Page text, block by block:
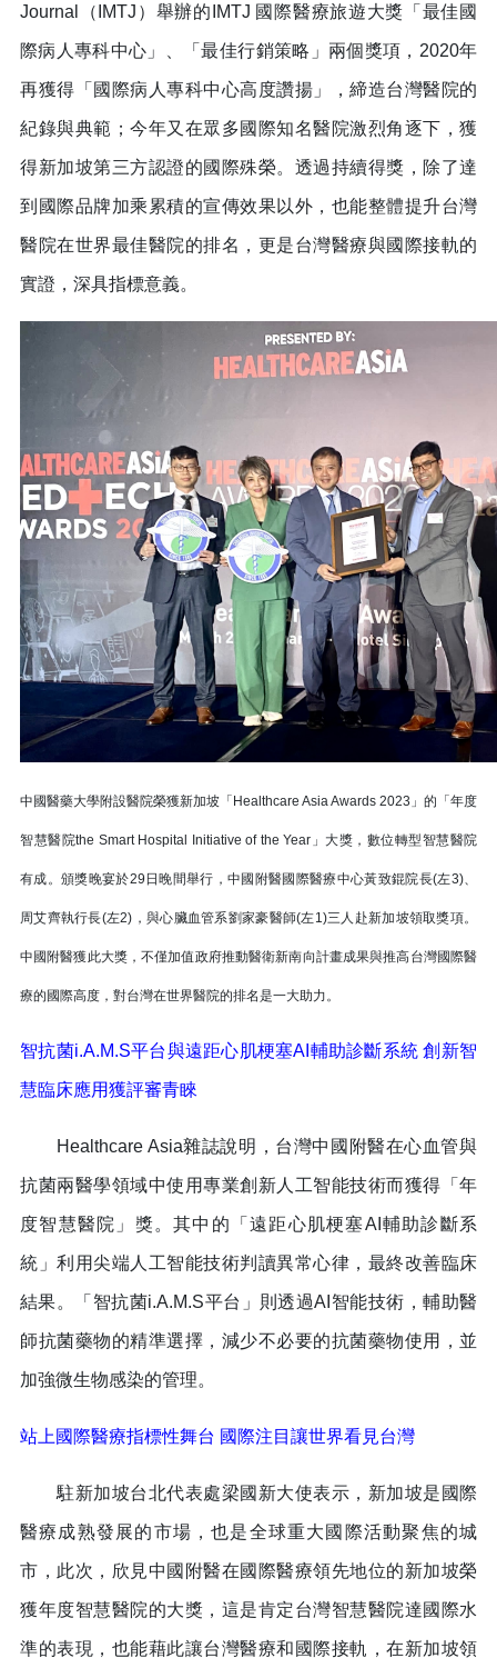
Journal（IMTJ）舉辦的IMTJ 國際醫療旅遊大獎「最佳國
際病人專科中心」、「最佳行銷策略」兩個獎項，2020年
再獲得「國際病人專科中心高度讚揚」，締造台灣醫院的
紀錄與典範；今年又在眾多國際知名醫院激烈角逐下，獲
得新加坡第三方認證的國際殊榮。透過持續得獎，除了達
到國際品牌加乘累積的宣傳效果以外，也能整體提升台灣
醫院在世界最佳醫院的排名，更是台灣醫療與國際接軌的
實證，深具指標意義。
中國醫藥大學附設醫院榮獲新加坡「Healthcare Asia Awards 2023」的「年度
智慧醫院the Smart Hospital Initiative of the Year」大獎，數位轉型智慧醫院
有成。頒獎晚宴於29日晚間舉行，中國附醫國際醫療中心黃致錕院長(左3)、
周艾齊執行長(左2)，與心臟血管系劉家豪醫師(左1)三人赴新加坡領取獎項。
中國附醫獲此大獎，不僅加值政府推動醫衛新南向計畫成果與推高台灣國際醫
療的國際高度，對台灣在世界醫院的排名是一大助力。
智抗菌i.A.M.S平台與遠距心肌梗塞AI輔助診斷系統 創新智
慧臨床應用獲評審青睞
Healthcare Asia雜誌說明，台灣中國附醫在心血管與
抗菌兩醫學領域中使用專業創新人工智能技術而獲得「年
度智慧醫院」獎。其中的「遠距心肌梗塞AI輔助診斷系
統」利用尖端人工智能技術判讀異常心律，最終改善臨床
結果。「智抗菌i.A.M.S平台」則透過AI智能技術，輔助醫
師抗菌藥物的精準選擇，減少不必要的抗菌藥物使用，並
加強微生物感染的管理。
站上國際醫療指標性舞台 國際注目讓世界看見台灣
駐新加坡台北代表處梁國新大使表示，新加坡是國際
醫療成熟發展的市場，也是全球重大國際活動聚焦的城
市，此次，欣見中國附醫在國際醫療領先地位的新加坡榮
獲年度智慧醫院的大獎，這是肯定台灣智慧醫院達國際水
準的表現，也能藉此讓台灣醫療和國際接軌，在新加坡領